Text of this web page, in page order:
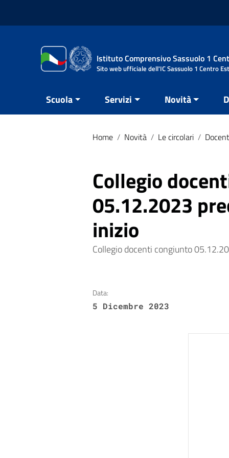
Istituto Comprensivo Sassuolo 1
Sito web ufficiale dell'IC Sassuolo 1 Centro Est
Scuola Servizi Novità
Home / Novità / Le circolari /
Collegio
05.12.2023
inizio
Collegio docenti congiunto
Data:
5 Dicembre 2023